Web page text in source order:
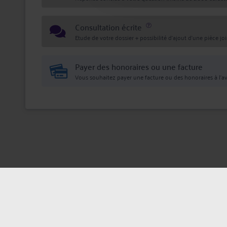
Consultation écrite
Etude de votre dossier + possibilité d'ajout d'une pièce
Payer des honoraires ou une facture
Vous souhaitez payer une facture ou des honoraires à